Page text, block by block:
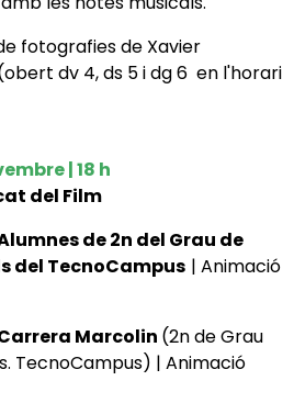
fotografies de Xavier
dv 4, ds 5 i dg 6 en l'horari
| 18 h
del Film
de 2n del Grau de
del TecnoCampus | Animació
Marcolin (2n de Grau
TecnoCampus) | Animació